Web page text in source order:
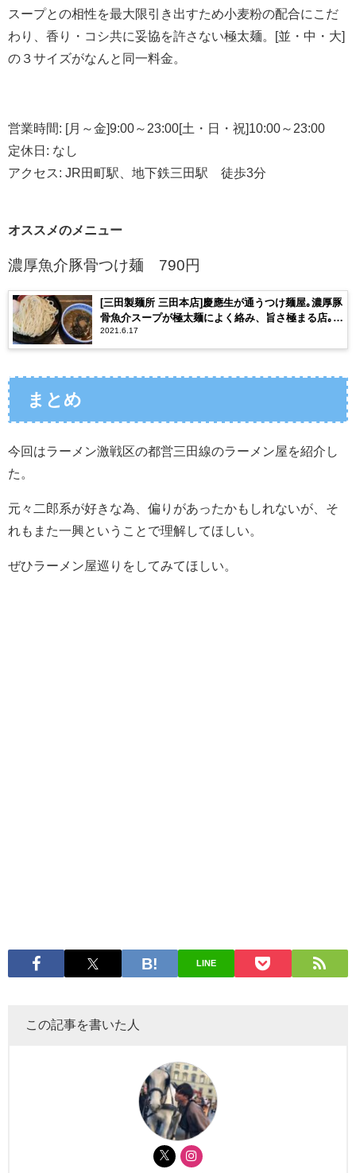
スープとの相性を最大限引き出すため小麦粉の配合にこだ
わり、香り・コシ共に妥協を許さない極太麺。[並・中・大]
の３サイズがなんと同一料金。
営業時間: [月～金]9:00～ 23:00[土・日・祝]10:00～ 23:00
定休日 : なし
アクセス: JR田町駅、地下鉄三田駅 徒歩3分
オススメのメニュー
濃厚魚介豚骨つけ麺 790円
[三田製麺所 三田本店]慶應生が通うつけ麺屋｡濃厚豚
骨魚介スープが極太麺によく絡み、旨さ極まる店｡店
舗やルール、レビューを！
2021.6.17
まとめ
今回はラーメン激戦区の都営三田線のラーメン屋を紹介し
た。
元々二郎系が好きな為、偏りがあったかもしれないが、そ
れもまた一興ということで理解してほしい。
ぜひラーメン屋巡りをしてみてほしい。
LINE
この記事を書いた人